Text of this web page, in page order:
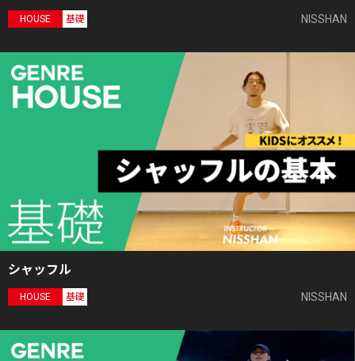
HOUSE 基礎 NISSHAN
シャッフル
HOUSE 基礎 NISSHAN